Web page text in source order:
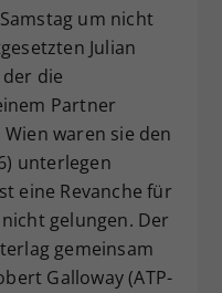
um nicht
Julian
die
Partner
waren sie den
unterlegen
eine Revanche für
gelungen. Der
gemeinsam
Galloway (ATP-